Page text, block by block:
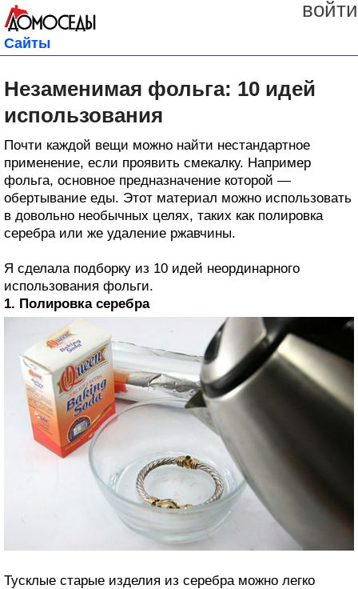
войти
Сайты
Незаменимая фольга: 10 идей
использования
Почти каждой вещи можно найти нестандартное
применение, если проявить смекалку. Например
фольга, основное предназначение которой —
обертывание еды. Этот материал можно использовать
в довольно необычных целях, таких как полировка
серебра или же удаление ржавчины.
Я сделала подборку из 10 идей неординарного
использования фольги.
1. Полировка серебра
Тусклые старые изделия из серебра можно легко